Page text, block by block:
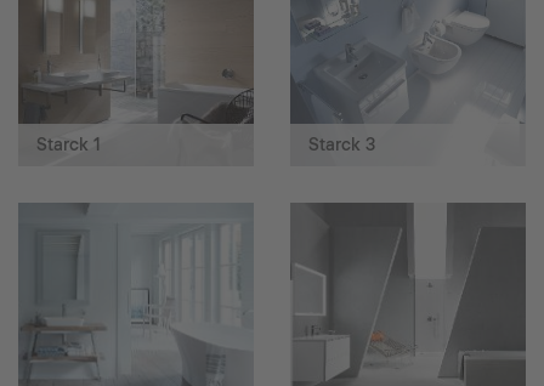
Starck 1 Starck 3